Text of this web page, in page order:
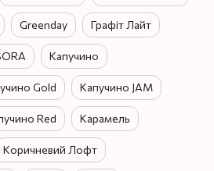
Greenday Графіт Лайт
Капучино
Gold Капучино JAM
Red Карамель
Коричневий Лофт